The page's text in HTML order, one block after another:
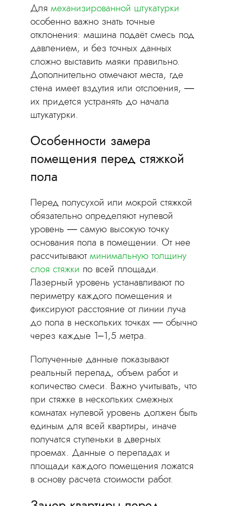
Для механизированной штукатурки
особенно важно знать точные
отклонения: машина подаёт смесь под
давлением, и без точных данных
сложно выставить маяки правильно.
Дополнительно отмечают места, где
стена имеет вздутия или отслоения, —
их придется устранять до начала
штукатурки.
Особенности замера
помещения перед стяжкой
пола
Перед полусухой или мокрой стяжкой
обязательно определяют нулевой
уровень — самую высокую точку
основания пола в помещении. От нее
рассчитываютминимальную толщину
слоя стяжки по всей площади.
Лазерный уровень устанавливают по
периметру каждого помещения и
фиксируют расстояние от линии луча
до пола в нескольких точках — обычно
через каждые 1–1,5 метра.
Полученные данные показывают
реальный перепад, объем работ и
количество смеси. Важно учитывать, что
при стяжке в нескольких смежных
комнатах нулевой уровень должен быть
единым для всей квартиры, иначе
получатся ступеньки в дверных
проемах. Данные о перепадах и
площади каждого помещения ложатся
в основу расчета стоимости работ.